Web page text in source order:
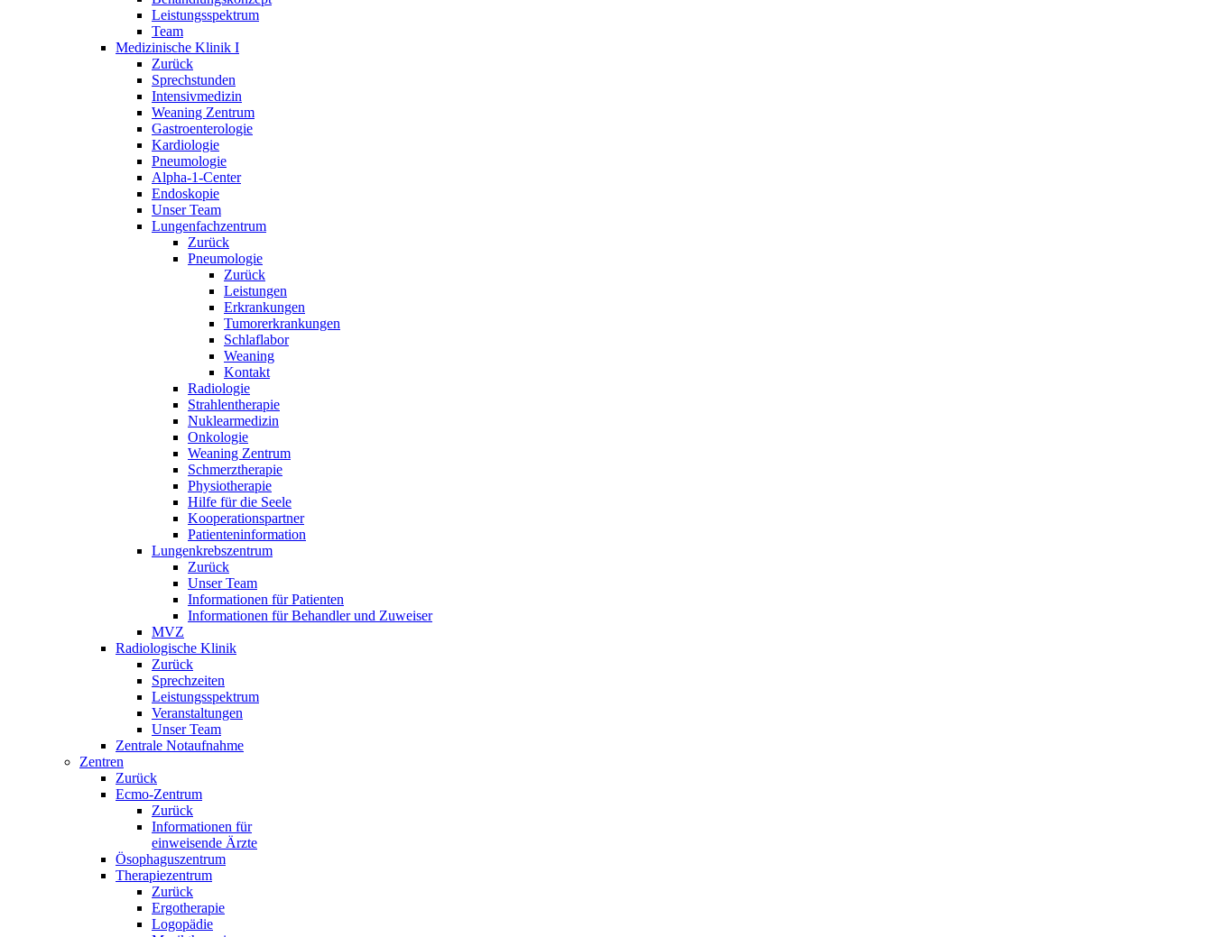
Leistungsspektrum
Team
Medizinische Klinik I
Zurück
Sprechstunden
Intensivmedizin
Weaning Zentrum
Gastroenterologie
Kardiologie
Pneumologie
Alpha-1-Center
Endoskopie
Unser Team
Lungenfachzentrum
Zurück
Pneumologie
Zurück
Leistungen
Erkrankungen
Tumorerkrankungen
Schlaflabor
Weaning
Kontakt
Radiologie
Strahlentherapie
Nuklearmedizin
Onkologie
Weaning Zentrum
Schmerztherapie
Physiotherapie
Hilfe für die Seele
Kooperationspartner
Patienteninformation
Lungenkrebszentrum
Zurück
Unser Team
Informationen für Patienten
Informationen für Behandler und Zuweiser
MVZ
Radiologische Klinik
Zurück
Sprechzeiten
Leistungsspektrum
Veranstaltungen
Unser Team
Zentrale Notaufnahme
Zentren
Zurück
Ecmo-Zentrum
Zurück
Informationen für
einweisende Ärzte
Ösophaguszentrum
Therapiezentrum
Zurück
Ergotherapie
Logopädie